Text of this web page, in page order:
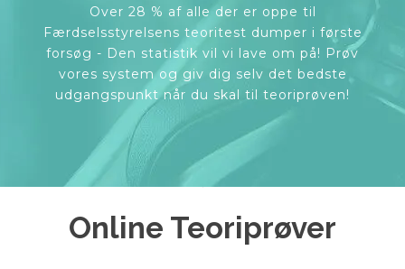
Over 28 % af alle der er oppe til
Færdselsstyrelsens teoritest dumper i første
forsøg - Den statistik vil vi lave om på! Prøv
vores system og giv dig selv det bedste
udgangspunkt når du skal til teoriprøven!
Online Teoriprøver